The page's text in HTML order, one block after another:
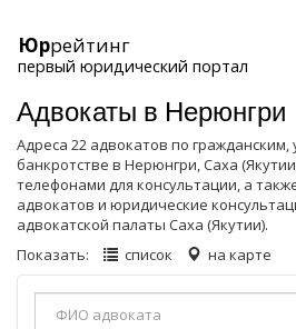
Юррейтинг
первый юридический портал
Адвокаты в Нерюнгри
Адреса 22 адвокатов по
банкротстве в Нерюнгри, Саха
телефонами для консультации, а
адвокатов и юридические
адвокатской палаты Саха (Якутии).
Показать:
список на карте